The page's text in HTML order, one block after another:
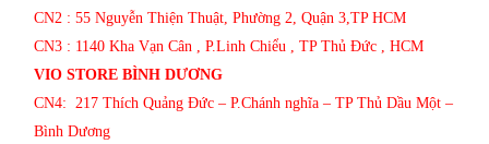
CN2 : 55 Nguyễn Thiện Thuật, Phường 2, Quận 3,TP HCM
CN3 : 1140 Kha Vạn Cân , P.Linh Chiểu , TP Thủ Đức , HCM
VIO STORE BÌNH DƯƠNG
CN4: 217 Thích Quảng Đức – P.Chánh nghĩa – TP Thủ Dầu Một –
Bình Dương